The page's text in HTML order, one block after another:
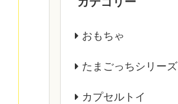
おもちゃ
たまごっちシリーズ
カプセルトイ